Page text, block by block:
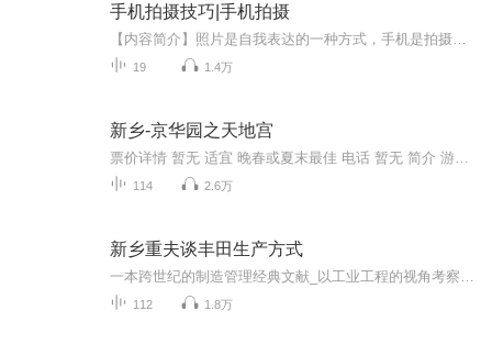
手机拍摄技巧|手机拍摄
19 1.4万
新乡-京华园之天地宫
114 2.6万
新乡重夫谈丰田生产方式
112 1.8万